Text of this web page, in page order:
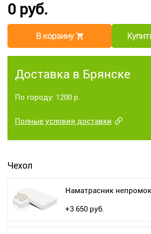
0 руб.
В корзину
Доставка в Брянске
По городу: 1200 р.
Полные условия доставки
Чехол
Наматрасник
+3 650 руб.